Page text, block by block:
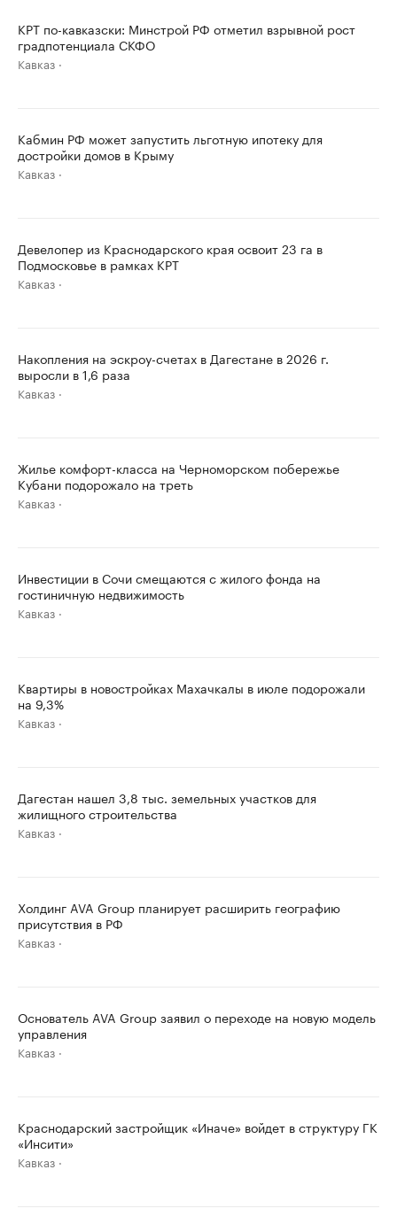
КРТ по-кавказски: Минстрой РФ отметил взрывной рост
градпотенциала СКФО
Кавказ
Кабмин РФ может запустить льготную ипотеку для
достройки домов в Крыму
Кавказ
Девелопер из Краснодарского края освоит 23 га в
Подмосковье в рамках КРТ
Кавказ
Накопления на эскроу-счетах в Дагестане в 2026 г.
выросли в 1,6 раза
Кавказ
Жилье комфорт-класса на Черноморском побережье
Кубани подорожало на треть
Кавказ
Инвестиции в Сочи смещаются с жилого фонда на
гостиничную недвижимость
Кавказ
Квартиры в новостройках Махачкалы в июле подорожали
на 9,3%
Кавказ
Дагестан нашел 3,8 тыс. земельных участков для
жилищного строительства
Кавказ
Холдинг AVA Group планирует расширить географию
присутствия в РФ
Кавказ
Основатель AVA Group заявил о переходе на новую модель
управления
Кавказ
Краснодарский застройщик «Иначе» войдет в структуру ГК
«Инсити»
Кавказ